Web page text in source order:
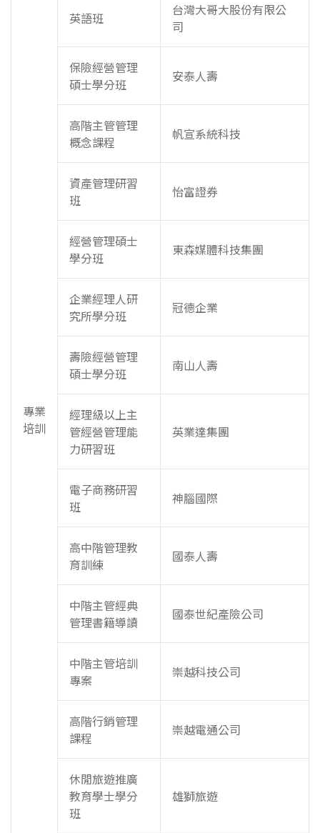
專業
培訓
英語班
台灣大哥大股份有限公
司
保險經營管理
碩士學分班
安泰人壽
高階主管管理
概念課程
帆宣系統科技
資產管理研習
班
怡富證券
經營管理碩士
學分班
東森媒體科技集團
企業經理人研
究所學分班
冠德企業
壽險經營管理
碩士學分班
南山人壽
經理級以上主
管經營管理能
力研習班
英業達集團
電子商務研習
班
神腦國際
高中階管理教
育訓練
國泰人壽
中階主管經典
管理書籍導讀
國泰世紀產險公司
中階主管培訓
專案
崇越科技公司
高階行銷管理
課程
崇越電通公司
休閒旅遊推廣
教育學士學分
班
雄獅旅遊